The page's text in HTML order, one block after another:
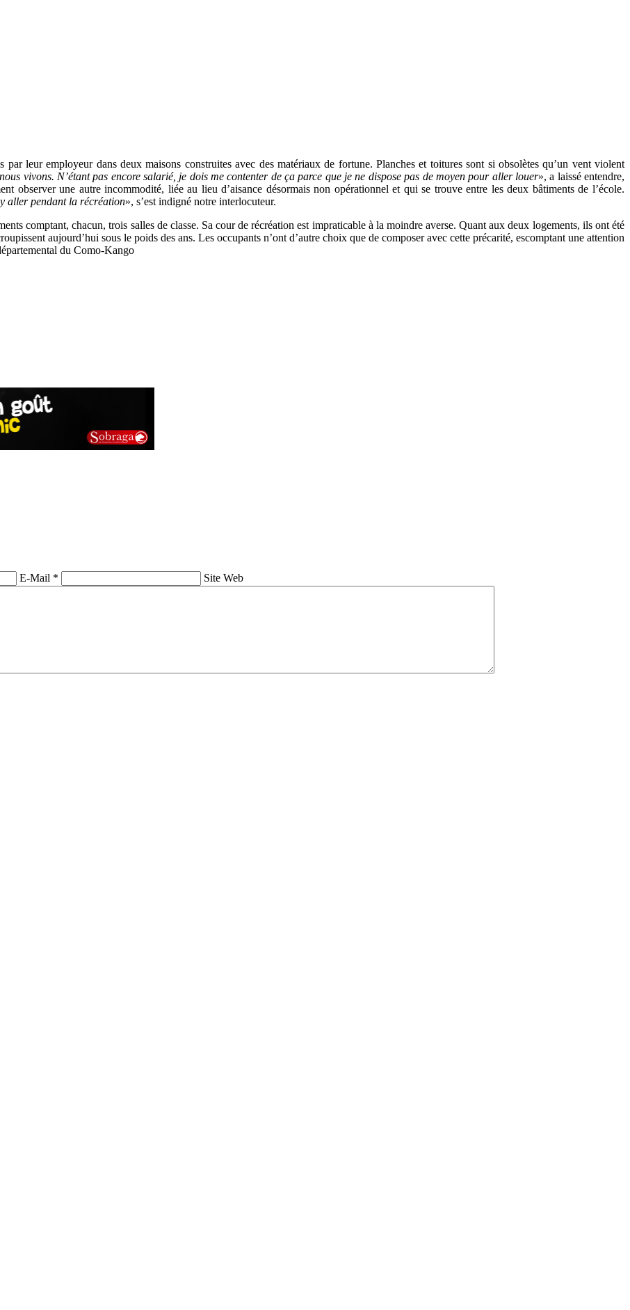
leur employeur dans deux maisons construites avec des matériaux de fortune. Planches et toitures sont si obsolètes qu’un vent violent
vivons. N’étant pas encore salarié, je dois me contenter de ça parce que je ne dispose pas de moyen pour aller louer», a laissé entendre,
observer une autre incommodité, liée au lieu d’aisance désormais non opérationnel et qui se trouve entre les deux bâtiments de l’école.
aller pendant la récréation», s’est indigné notre interlocuteur.
comptant, chacun, trois salles de classe. Sa cour de récréation est impraticable à la moindre averse. Quant aux deux logements, ils ont été
aujourd’hui sous le poids des ans. Les occupants n’ont d’autre choix que de composer avec cette précarité, escomptant une attention
du Como-Kango
E-Mail * Site Web